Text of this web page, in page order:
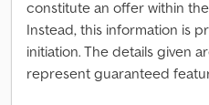
constitute an offer within
Instead, this information is
initiation. The details given
represent guaranteed